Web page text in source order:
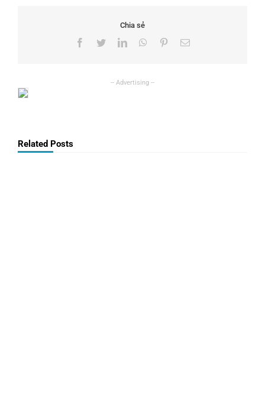
Chia sẻ
Facebook
TwitterLinkedInWhatsApp
PinterestEmail
Related Posts